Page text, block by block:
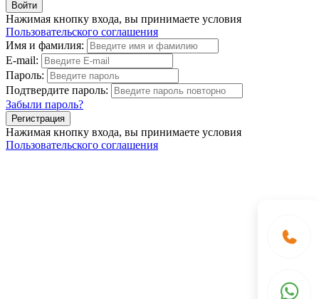
Нажимая кнопку входа, вы принимаете условия
Пользовательского соглашения
Имя и фамилия:
E-mail:
Пароль:
Подтвердите пароль:
Забыли пароль?
Нажимая кнопку входа, вы принимаете условия
Пользовательского соглашения